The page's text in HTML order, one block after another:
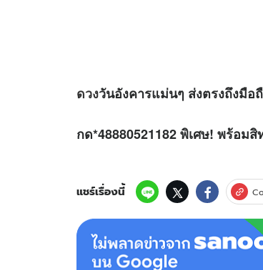
ดวงวันอังคารแม่นๆ ส่งตรงถึงมือ
กด*48880521182 พิเศษ! พร้อม
แชร์เรื่องนี้